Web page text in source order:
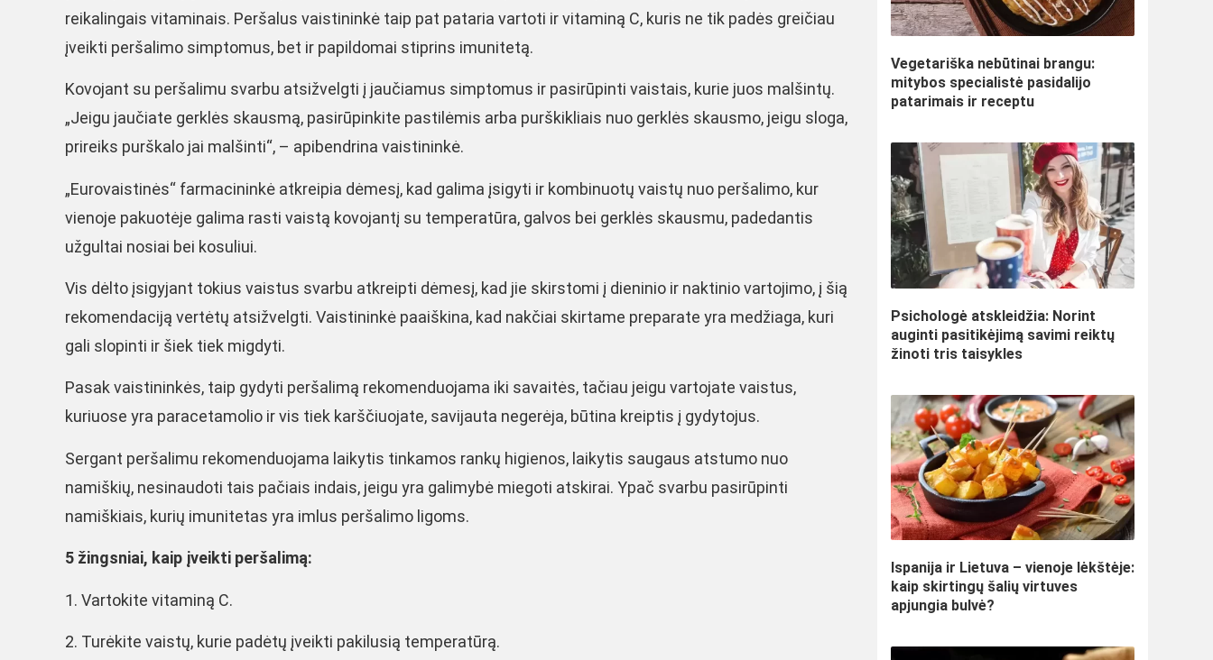
reikalingais vitaminais. Peršalus vaistininkė taip pat pataria vartoti ir vitaminą C, kuris ne tik padės greičiau
įveikti peršalimo simptomus, bet ir papildomai stiprins imunitetą.
Kovojant su peršalimu svarbu atsižvelgti į jaučiamus simptomus ir pasirūpinti vaistais, kurie juos malšintų.
„Jeigu jaučiate gerklės skausmą, pasirūpinkite pastilėmis arba purškikliais nuo gerklės skausmo, jeigu sloga,
prireiks purškalo jai malšinti“, – apibendrina vaistininkė.
„Eurovaistinės“ farmacininkė atkreipia dėmesį, kad galima įsigyti ir kombinuotų vaistų nuo peršalimo, kur
vienoje pakuotėje galima rasti vaistą kovojantį su temperatūra, galvos bei gerklės skausmu, padedantis
užgultai nosiai bei kosuliui.
Vis dėlto įsigyjant tokius vaistus svarbu atkreipti dėmesį, kad jie skirstomi į dieninio ir naktinio vartojimo, į šią
rekomendaciją vertėtų atsižvelgti. Vaistininkė paaiškina, kad nakčiai skirtame preparate yra medžiaga, kuri
gali slopinti ir šiek tiek migdyti.
Pasak vaistininkės, taip gydyti peršalimą rekomenduojama iki savaitės, tačiau jeigu vartojate vaistus,
kuriuose yra paracetamolio ir vis tiek karščiuojate, savijauta negerėja, būtina kreiptis į gydytojus.
Sergant peršalimu rekomenduojama laikytis tinkamos rankų higienos, laikytis saugaus atstumo nuo
namiškių, nesinaudoti tais pačiais indais, jeigu yra galimybė miegoti atskirai. Ypač svarbu pasirūpinti
namiškiais, kurių imunitetas yra imlus peršalimo ligoms.
5 žingsniai, kaip įveikti peršalimą:
1. Vartokite vitaminą C.
2. Turėkite vaistų, kurie padėtų įveikti pakilusią temperatūrą.
Vegetariška nebūtinai brangu:
mitybos specialistė pasidalijo
patarimais ir receptu
Psichologė atskleidžia: Norint
auginti pasitikėjimą savimi reiktų
žinoti tris taisykles
Ispanija ir Lietuva – vienoje lėkštėje:
kaip skirtingų šalių virtuves
apjungia bulvė?